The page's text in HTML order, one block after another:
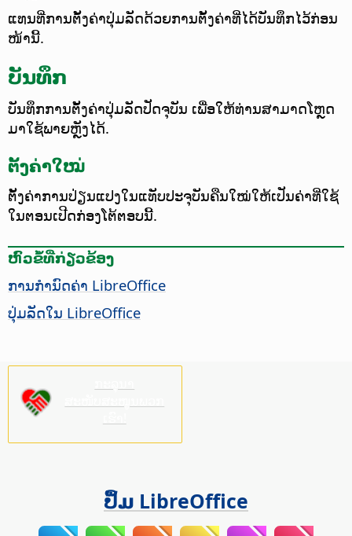
ແທນທີ່ການຕັ້ງຄ່າປຸ່ມລັດດ້ວຍການຕັ້ງຄ່າທີ່ໄດ້ບັນທຶກໄວ້ກ່ອນ
ໜ້ານີ້.
ບັນທຶກ
ບັນທຶກການຕັ້ງຄ່າປຸ່ມລັດປັດຈຸບັນ ເພື່ອໃຫ້ທ່ານສາມາດໂຫຼດ
ມາໃຊ້ພາຍຫຼັງໄດ້.
ຕັ້ງຄ່າໃໝ່
ຕັ້ງຄ່າການປ່ຽນແປງໃນແທັບປະຈຸບັນຄືນໃໝ່ໃຫ້ເປັນຄ່າທີ່ໃຊ້
ໃນຕອນເປີດກ່ອງໂຕ້ຕອບນີ້.
ຫົວຂໍ້ທີ່ກ່ຽວຂ້ອງ
ການກຳນົດຄ່າ LibreOffice
ປຸ່ມລັດໃນ LibreOffice
ປຶ້ມ LibreOffice